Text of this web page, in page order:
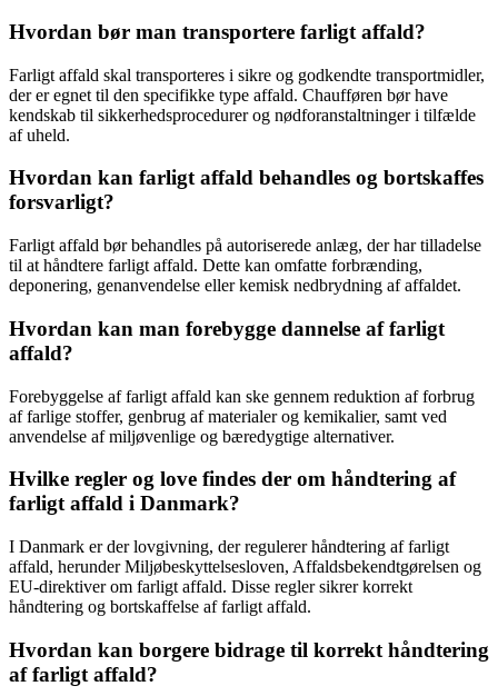
Hvordan bør man transportere farligt affald?
Farligt affald skal transporteres i sikre og godkendte transportmidler,
der er egnet til den specifikke type affald. Chaufføren bør have
kendskab til sikkerhedsprocedurer og nødforanstaltninger i tilfælde
af uheld.
Hvordan kan farligt affald behandles og bortskaffes
forsvarligt?
Farligt affald bør behandles på autoriserede anlæg, der har tilladelse
til at håndtere farligt affald. Dette kan omfatte forbrænding,
deponering, genanvendelse eller kemisk nedbrydning af affaldet.
Hvordan kan man forebygge dannelse af farligt
affald?
Forebyggelse af farligt affald kan ske gennem reduktion af forbrug
af farlige stoffer, genbrug af materialer og kemikalier, samt ved
anvendelse af miljøvenlige og bæredygtige alternativer.
Hvilke regler og love findes der om håndtering af
farligt affald i Danmark?
I Danmark er der lovgivning, der regulerer håndtering af farligt
affald, herunder Miljøbeskyttelsesloven, Affaldsbekendtgørelsen og
EU-direktiver om farligt affald. Disse regler sikrer korrekt
håndtering og bortskaffelse af farligt affald.
Hvordan kan borgere bidrage til korrekt håndtering
af farligt affald?